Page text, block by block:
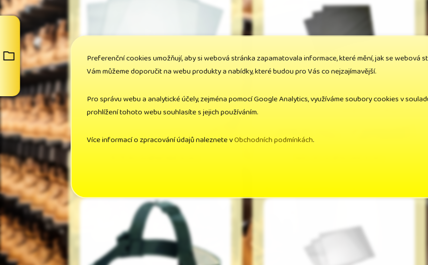
Cena bez DPH: 25,50 Kč
Cena s DPH: 31,00 Kč
Cena bez DPH: 49,30 Kč
Preferenční cookies umožňují, aby si webová stránka zapamatovala informace, které mění, jak se webová
Vám můžeme doporučit na webu produkty a nabídky, které budou pro Vás co nejzajímavější.
Pro správu webu a analytické účely, zejména pomocí Google Analytics, využíváme soubory cookies v
prohlížení tohoto webu souhlasíte s jejich používáním.
Více informací o zpracování údajů naleznete vObchodních podmínkách.